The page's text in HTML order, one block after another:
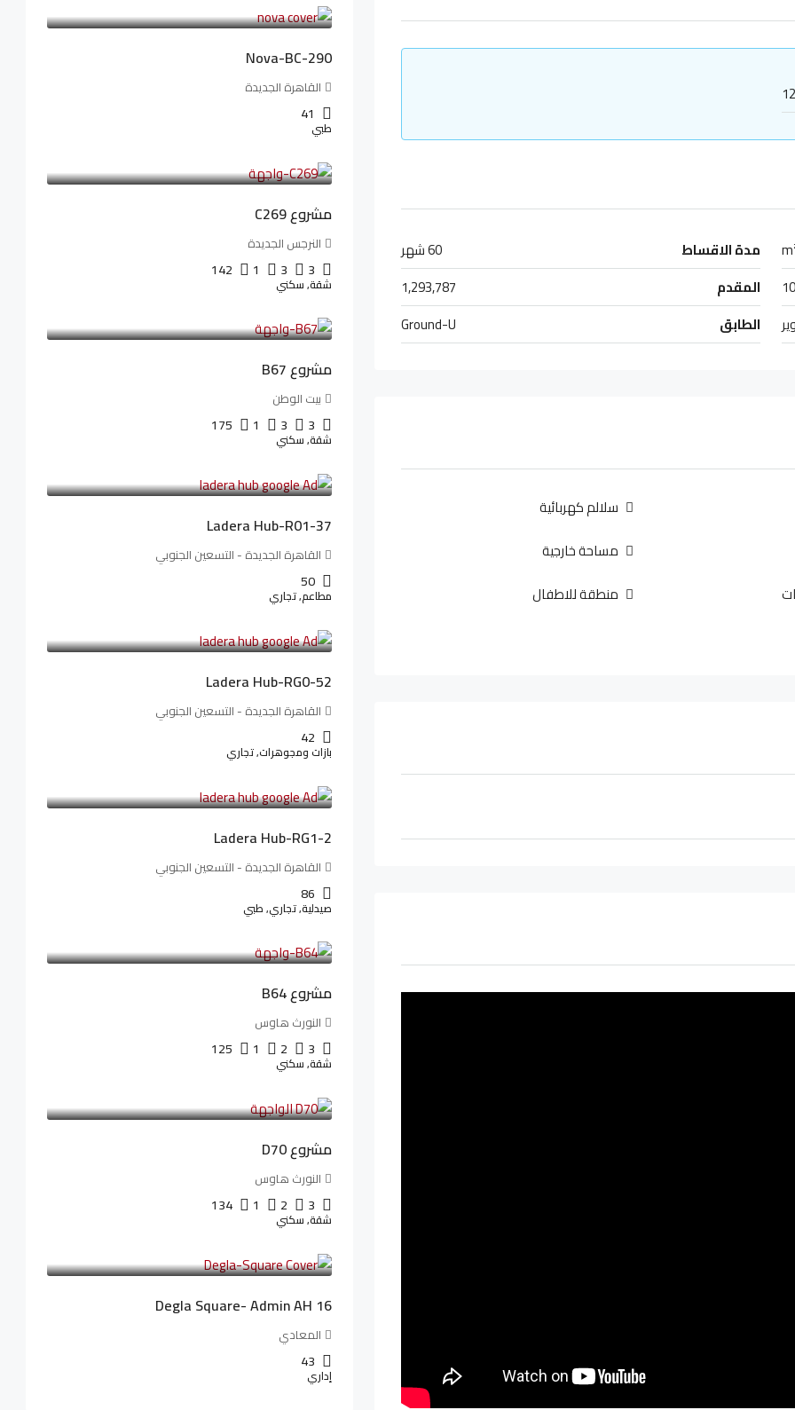
مدة الاقساط
60 شهر
المقدم
1,293,787
الطابق Ground-U
سلالم كهربائية
مساحة خارجية
منطقة للاطفال
Nova-BC-290
القاهرة الجديدة
41
طبي
4,402,000LE
مشروع C269
النرجس الجديدة
3
3
1
142
شقة, سكني
4,550,000LE
مشروع B67
بيت الوطن
3
3
1
175
شقة, سكني
13,912,288LE
Ladera Hub-R01-37
القاهرة الجديدة - التسعين الجنوبي
50
مطاعم, تجاري
13,319,821LE
Ladera Hub-RG0-52
القاهرة الجديدة - التسعين الجنوبي
42
بازات ومجوهرات, تجاري
38,551,500LE
Ladera Hub-RG1-2
القاهرة الجديدة - التسعين الجنوبي
86
صيدلية, تجاري, طبي
3,125,000LE
مشروع B64
النورث هاوس
3
2
1
125
شقة, سكني
3,510,800LE
مشروع D70
النورث هاوس
3
2
1
134
شقة, سكني
3,010,000LE
Degla Square- Admin AH 16
المعادي
43
إداري